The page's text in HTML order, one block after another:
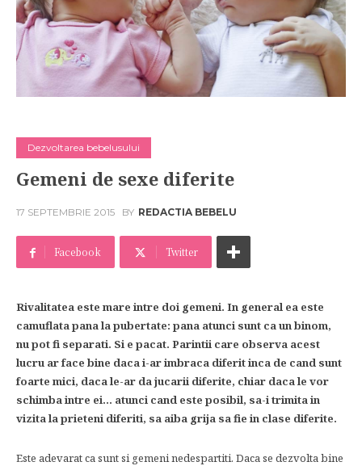
Dezvoltarea bebelusului
Gemeni de sexe diferite
17 SEPTEMBRIE 2015 BY REDACTIA BEBELU
Facebook Twitter
Rivalitatea este mare intre doi gemeni. In general ea este
camuflata pana la pubertate: pana atunci sunt ca un binom,
nu pot fi separati. Si e pacat. Parintii care observa acest
lucru ar face bine daca i-ar imbraca diferit inca de cand sunt
foarte mici, daca le-ar da jucarii diferite, chiar daca le vor
schimba intre ei… atunci cand este posibil, sa-i trimita in
vizita la prieteni diferiti, sa aiba grija sa fie in clase diferite.
Este adevarat ca sunt si gemeni nedespartiti. Daca se dezvolta bine